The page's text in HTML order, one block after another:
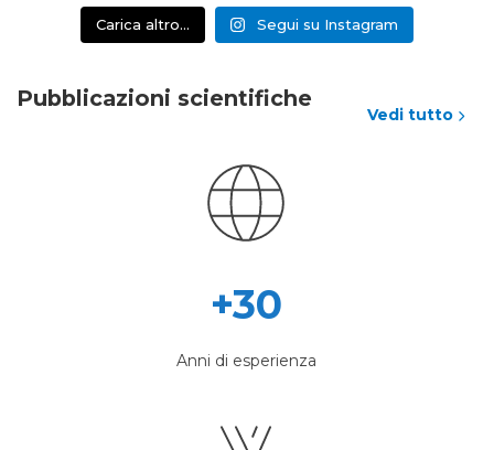
Carica altro… Segui su Instagram
Pubblicazioni scientifiche
Vedi tutto
+30
Anni di esperienza